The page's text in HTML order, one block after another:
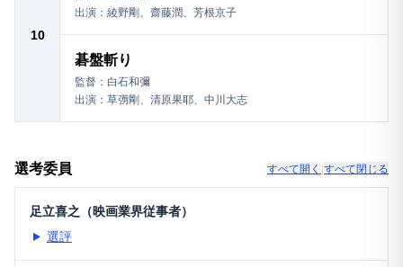
10
出演：綾野剛、齋藤潤、芳根京子
碁盤斬り
監督：白石和彌
出演：草彅剛、清原果耶、中川大志
選考委員 すべて開く すべて閉じる
足立喜之（映画業界従事者）
選評